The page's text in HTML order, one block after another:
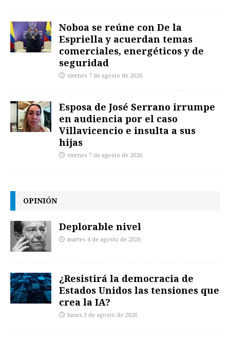
Noboa se reúne con De la
Espriella y acuerdan temas
comerciales, energéticos y de
seguridad
viernes 7 de agosto de 2026
Esposa de José Serrano irrumpe
en audiencia por el caso
Villavicencio e insulta a sus
hijas
viernes 7 de agosto de 2026
OPINIÓN
Deplorable nivel
martes 4 de agosto de 2026
¿Resistirá la democracia de
Estados Unidos las tensiones que
crea la IA?
lunes 3 de agosto de 2026